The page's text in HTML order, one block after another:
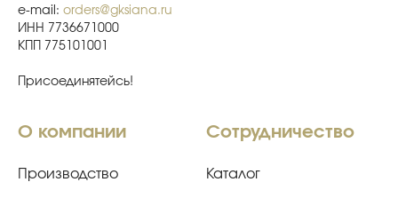
e-mail: orders@gksiana.ru
ИНН 7736671000
КПП 775101001
Присоединятейсь!
О компании
Производство
Сотрудничество
Каталог